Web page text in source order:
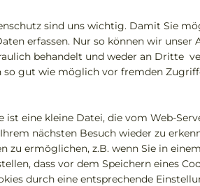
sind uns wichtig. Damit Sie
erfassen. Nur so können wir
behandelt und weder an Dritte
gut wie möglich vor fremden
ist eine kleine Datei, die vom Web-
nächsten Besuch wieder zu
zu ermöglichen, z.B. wenn Sie in
dass vor dem Speichern eines
durch eine entsprechende